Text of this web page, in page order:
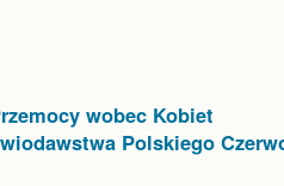
wobec Kobiet
Polskiego